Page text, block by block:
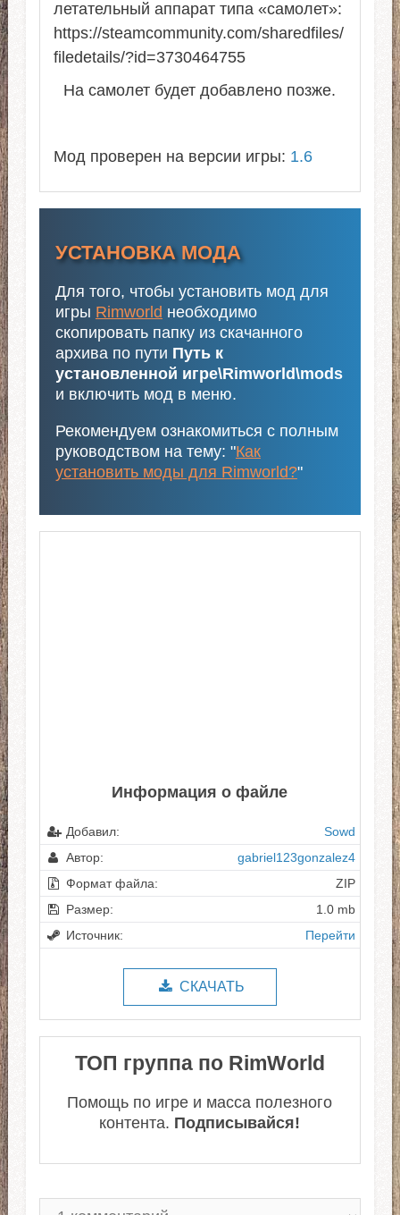
летательный аппарат типа «самолет»:
https://steamcommunity.com/sharedfiles/
filedetails/?id=3730464755
На самолет будет добавлено позже.
Мод проверен на версии игры: 1.6
УСТАНОВКА МОДА
Для того, чтобы установить мод для
игры Rimworld необходимо
скопировать папку из скачанного
архива по пути Путь к
установленной игре\Rimworld\mods
и включить мод в меню.
Рекомендуем ознакомиться с полным
руководством на тему: "Как
установить моды для Rimworld?"
Информация о файле
Добавил:
Sowd
Автор:
gabriel123gonzalez4
Формат файла:
ZIP
Размер:
1.0 mb
Источник:
Перейти
СКАЧАТЬ
ТОП группа по RimWorld
Помощь по игре и масса полезного
контента. Подписывайся!